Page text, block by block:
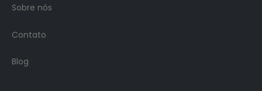
Sobre nós
Contato
Blog